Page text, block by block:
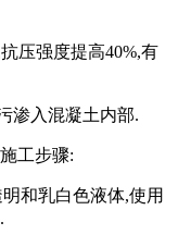
抗压强度提高40%,有
渗入混凝土内部.
工步骤:
和乳白色液体,使用
.